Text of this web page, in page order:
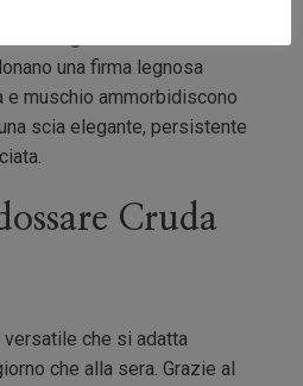
una firma legnosa
e muschio ammorbidiscono
scia elegante, persistente
Cruda
versatile che si adatta
che alla sera. Grazie al